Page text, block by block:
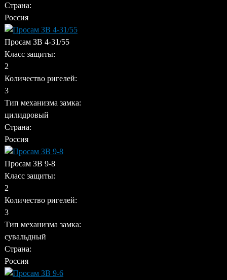
Страна:
Россия
Просам ЗВ 4-31/55
Класс защиты:
2
Количество ригелей:
3
Тип механизма замка:
цилидровый
Страна:
Россия
Просам ЗВ 9-8
Класс защиты:
2
Количество ригелей:
3
Тип механизма замка:
сувальдный
Страна:
Россия